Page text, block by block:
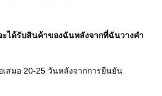
ได้รับสินค้าของฉันหลังจากที่ฉันวางคํา
เสมอ 20-25 วันหลังจากการยืนยัน